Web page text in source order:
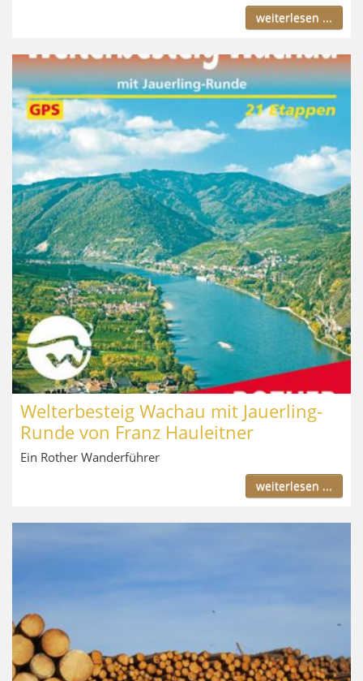
weiterlesen ...
Welterbesteig Wachau mit Jauerling-
Runde von Franz Hauleitner
Ein Rother Wanderführer
weiterlesen ...